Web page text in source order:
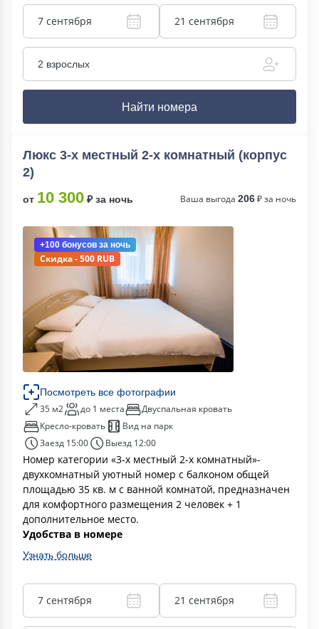
7 сентября 21 сентября
2 взрослых
Найти номера
Люкс 3-х местный 2-х комнатный (корпус
2)
от 10 300 ₽ за ночь Ваша выгода 206₽ за ночь
+100 бонусов за ночь
Скидка - 500 RUB
Посмотреть все фотографии
35 м2 до 1 места
Двуспальная кровать
Кресло-кровать
Вид на парк
Заезд 15:00
Выезд 12:00
Номер категории «3-х местный 2-х комнатный»-
двухкомнатный уютный номер с балконом общей
площадью 35 кв. м с ванной комнатой, предназначен
для комфортного размещения 2 человек + 1
дополнительное место.
Удобства в номере
Узнать больше
7 сентября 21 сентября